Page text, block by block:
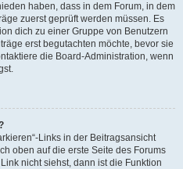
haben, dass in dem Forum, in dem
zuerst geprüft werden müssen. Es
dich zu einer Gruppe von Benutzern
erst begutachten möchte, bevor sie
die Board-Administration, wenn
Links in der Beitragsansicht
oben auf die erste Seite des Forums
nicht siehst, dann ist die Funktion